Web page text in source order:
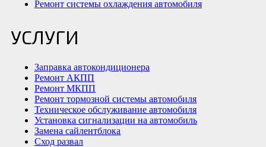
Ремонт системы охлаждения автомобиля
УСЛУГИ
Заправка автокондиционера
Ремонт АКПП
Ремонт МКПП
Ремонт тормозной системы автомобиля
Техническое обслуживание автомобиля
Установка сигнализации на автомобиль
Замена сайлентблока
Сход развал